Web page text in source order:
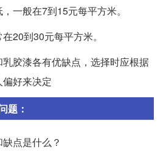
一般在7到15元每平方米。
20到30元每平方米。
胶漆各有优缺点，选择时应根据
好来决定
题：
点是什么？